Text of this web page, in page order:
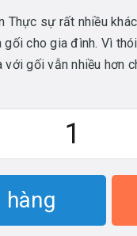
Thực sự rất nhiều
gối cho gia đình. Vì
gối vẫn nhiều hơn
hàng